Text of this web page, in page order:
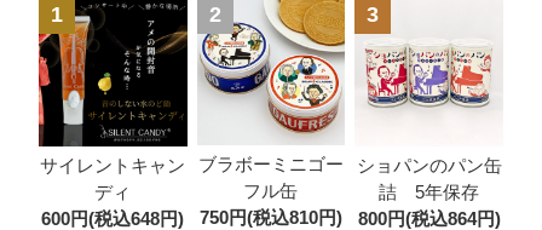
1
サイレントキャン
ディ
600円(税込648円)
2
ブラボーミニゴー
フル缶
750円(税込810円)
3
ショパンのパン缶
詰 5年保存
800円(税込864円)